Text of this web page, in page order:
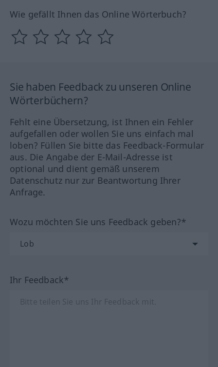
Wie gefällt Ihnen das Online Wörterbuch?
Sie haben Feedback zu unseren Online
Wörterbüchern?
Fehlt eine Übersetzung, ist Ihnen ein Fehler
aufgefallen oder wollen Sie uns einfach mal
loben? Füllen Sie bitte das Feedback-Formular
aus. Die Angabe der E-Mail-Adresse ist
optional und dient gemäß unserem
Datenschutz nur zur Beantwortung Ihrer
Anfrage.
Wozu möchten Sie uns Feedback geben?*
Ihr Feedback*